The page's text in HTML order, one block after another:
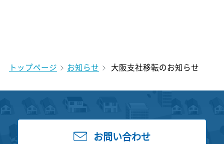
トップページ お知らせ 大阪支社移転のお知らせ
お問い合わせ